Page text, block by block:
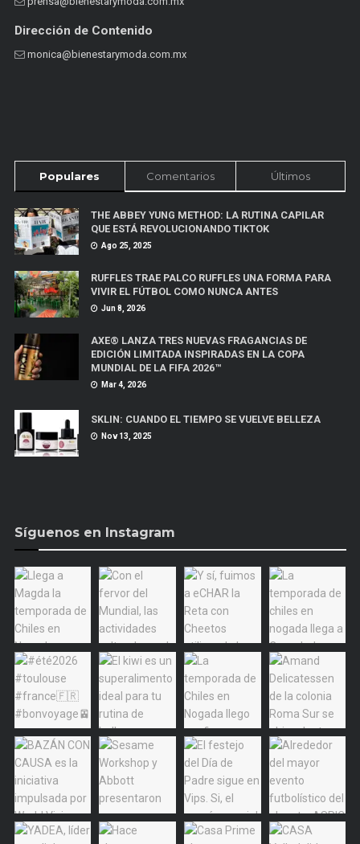
Dirección de Contenido
monica@bienestarymoda.com.mx
Populares Comentarios Últimos
THE ABBEY YUNG METHOD: LA RUTINA CAPILAR
QUE ESTÁ REVOLUCIONANDO TIKTOK
Ago 25, 2025
RUFFLES TRAE PALCO RUFFLES UNA FORMA PARA
VIVIR EL FÚTBOL COMO NUNCA ANTES
Jun 8, 2026
AXE® LANZA TRES NUEVAS FRAGANCIAS DE
EDICIÓN LIMITADA INSPIRADAS EN LA COPA
MUNDIAL DE LA FIFA 2026™
Mar 4, 2026
SKLIN: CUANDO EL TIEMPO SE VUELVE BELLEZA
Nov 13, 2025
Síguenos en Instagram